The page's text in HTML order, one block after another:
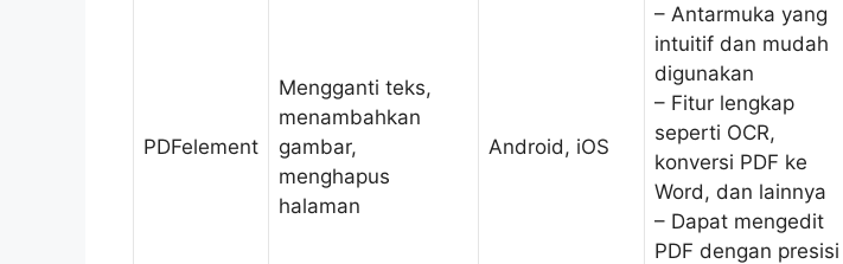
PDFelement
Mengganti teks,
menambahkan
gambar,
menghapus
halaman
Android, iOS
– Antarmuka yang
intuitif dan mudah
digunakan
– Fitur lengkap
seperti OCR,
konversi PDF ke
Word, dan lainnya
– Dapat mengedit
PDF dengan presisi